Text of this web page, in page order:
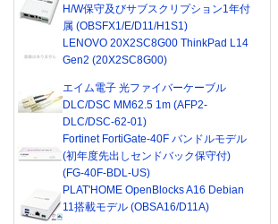
H/W保守及びサブスクリプション1年付
属 (OBSFX1/E/D11/H1S1)
LENOVO 20X2SC8G00 ThinkPad L14
Gen2 (20X2SC8G00)
エイム電子 光ファイバーケーブル
DLC/DSC MM62.5 1m (AFP2-
DLC/DSC-62-01)
Fortinet FortiGate-40F バンドルモデル
(初年度先出しセンドバック保守付)
(FG-40F-BDL-US)
PLAT'HOME OpenBlocks A16 Debian
11搭載モデル (OBSA16/D11A)